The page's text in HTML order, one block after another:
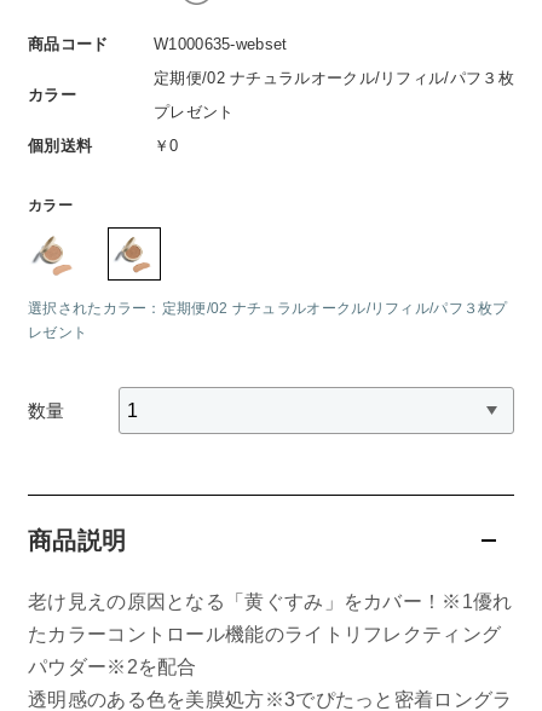
CLÉSCIENCE Beauté
PURE’D 100 PERFECTION
美肌フローリズム
belif
PHYSIOGEL
ご利用ガイド
よくある質問
商品コード W1000635-webset
カラー
定期便/02 ナチュラルオークル/リフィル/パフ３枚
プレゼント
個別送料
￥0
カラー
選択されたカラー：定期便/02 ナチュラルオークル/リフィル/パフ３枚プ
レゼント
数量
商品説明
老け見えの原因となる「黄ぐすみ」をカバー！※1優れ
たカラーコントロール機能のライトリフレクティング
パウダー※2を配合
透明感のある色を美膜処方※3でぴたっと密着ロングラ